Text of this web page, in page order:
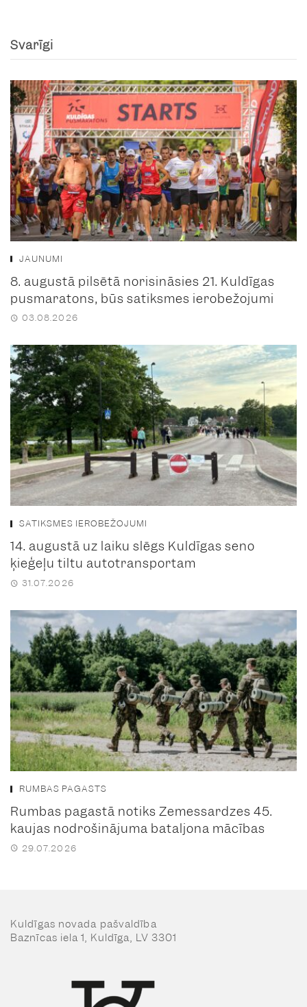
Svarīgi
JAUNUMI
8. augustā pilsētā norisināsies 21. Kuldīgas
pusmaratons, būs satiksmes ierobežojumi
03.08.2026
SATIKSMES IEROBEŽOJUMI
14. augustā uz laiku slēgs Kuldīgas seno
ķieģeļu tiltu autotransportam
31.07.2026
RUMBAS PAGASTS
Rumbas pagastā notiks Zemessardzes 45.
kaujas nodrošinājuma bataljona mācības
29.07.2026
Kuldīgas novada pašvaldība
Baznīcas iela 1, Kuldīga, LV 3301